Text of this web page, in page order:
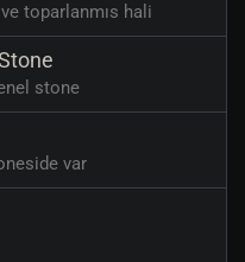
toparlanmıs hali
stone
var